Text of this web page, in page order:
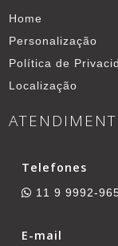
Home
Personalização
Política de
Localização
Telefones
11 9 9992-
E-mail